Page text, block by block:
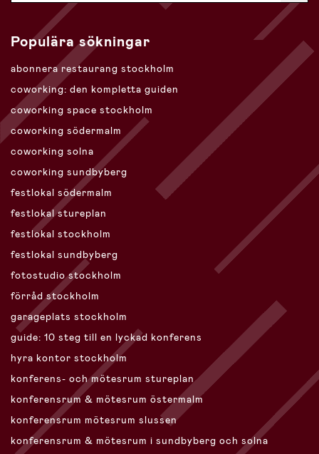
Populära sökningar
abonnera restaurang stockholm
coworking: den kompletta guiden
coworking space stockholm
coworking södermalm
coworking solna
coworking sundbyberg
festlokal södermalm
festlokal stureplan
festlokal stockholm
festlokal sundbyberg
fotostudio stockholm
förråd stockholm
garageplats stockholm
guide: 10 steg till en lyckad konferens
hyra kontor stockholm
konferens- och mötesrum stureplan
konferensrum & mötesrum östermalm
konferensrum mötesrum slussen
konferensrum & mötesrum i sundbyberg och solna